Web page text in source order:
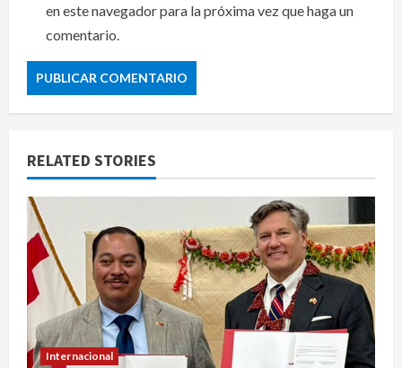
en este navegador para la próxima vez que haga un
comentario.
RELATED STORIES
Internacional